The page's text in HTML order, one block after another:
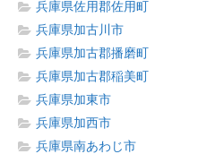
兵庫県佐用郡佐用町
兵庫県加古川市
兵庫県加古郡播磨町
兵庫県加古郡稲美町
兵庫県加東市
兵庫県加西市
兵庫県南あわじ市